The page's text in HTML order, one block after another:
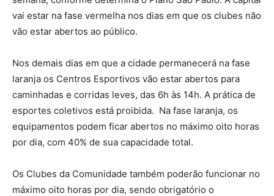
vai estar na fase vermelha nos dias em que os clubes não
vão estar abertos ao público.
Nos demais dias em que a cidade permanecerá na fase
laranja os Centros Esportivos vão estar abertos para
caminhadas e corridas leves, das 6h às 14h. A prática de
esportes coletivos está proibida. Na fase laranja, os
equipamentos podem ficar abertos no máximo oito horas
por dia, com 40% de sua capacidade total.
Os Clubes da Comunidade também poderão funcionar no
máximo oito horas por dia, sendo obrigatório o